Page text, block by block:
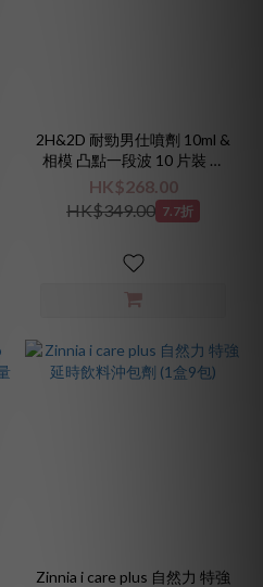
2H&2D 耐勁男仕噴劑 10ml &
相模 凸點一段波 10 片裝 乳
膠安全套
HK$268.00
HK$349.00 7.7折
Zinnia i care plus 自然力 特強